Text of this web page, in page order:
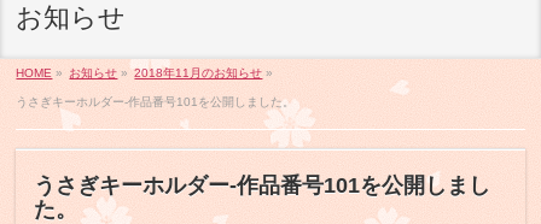
お知らせ
HOME » お知らせ » 2018年11月のお知らせ »
うさぎキーホルダー-作品番号101を公開しました。
うさぎキーホルダー-作品番号101を公開しまし
た。